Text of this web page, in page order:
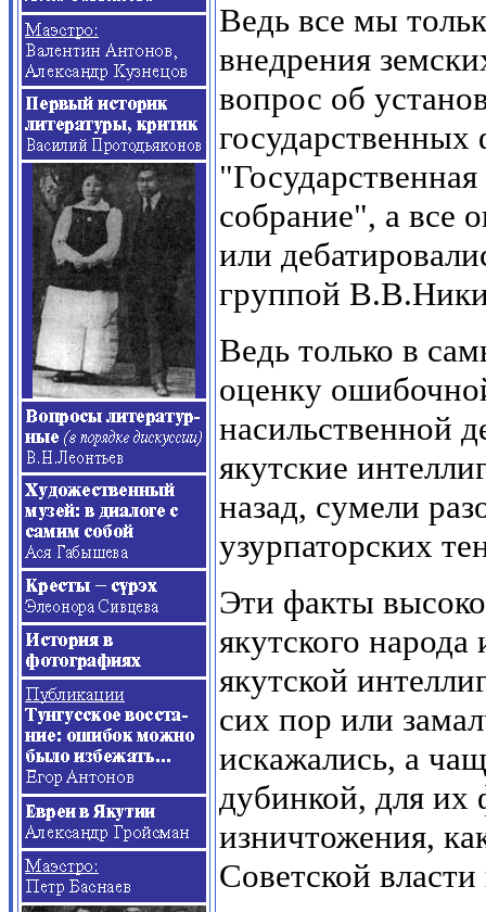
Ведь все мы
внедрения
вопрос об
собрание", а все
или
группой
Ведь только в
оценку
насильственной
якутские
назад, сумели
узурпаторских
Эти факты
якутского
якутской
сих пор или
искажались, а
дубинкой, для их
изничтожения,
Советской